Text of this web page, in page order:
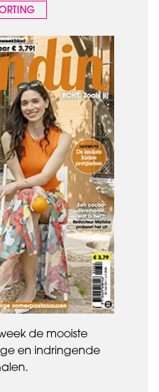
de mooiste
en indringende